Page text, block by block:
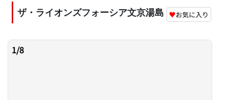
ザ・ライオンズフォーシア文京湯島 ♥お気に入り
1/8